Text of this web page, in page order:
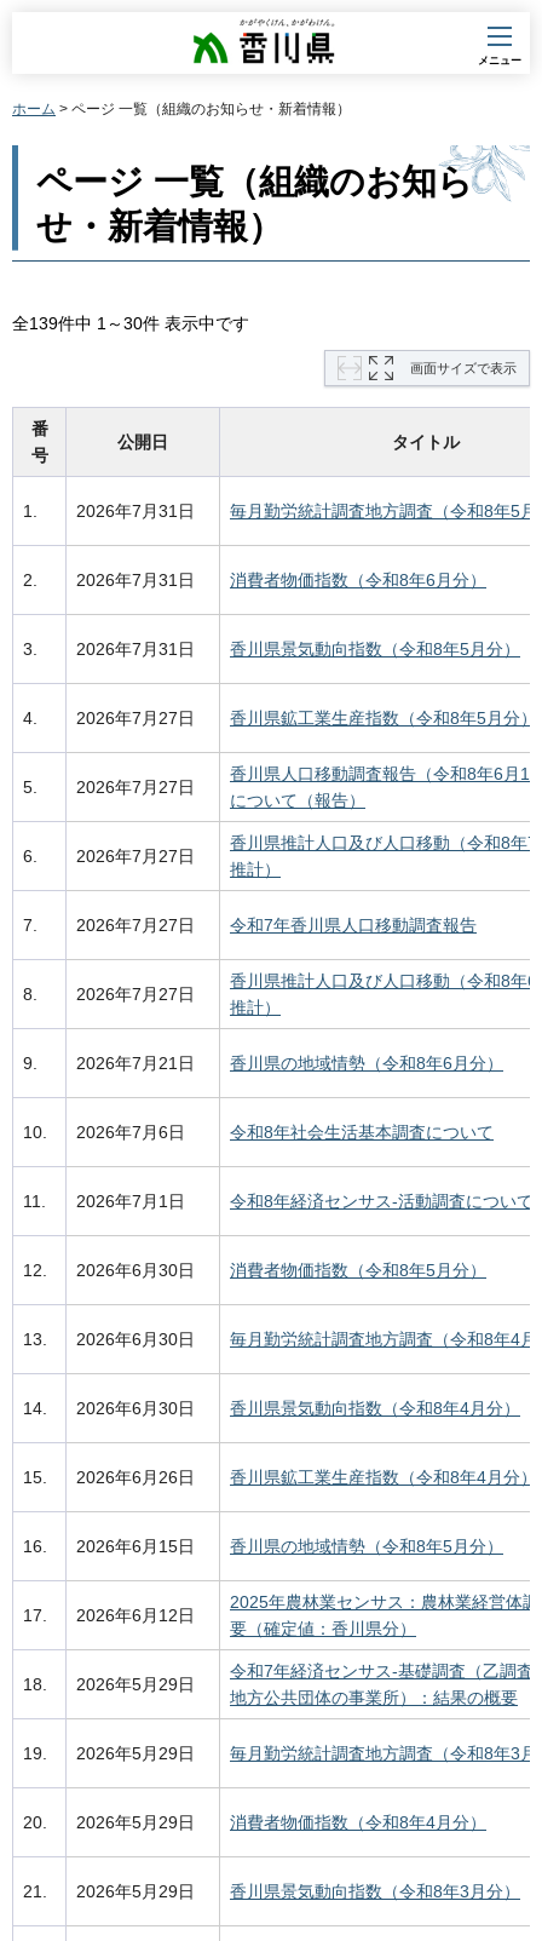
香川県
メニュー
ホーム > ページ 一覧（組織のお知らせ・新着情報）
ページ 一覧（組織のお知ら
せ・新着情報）
全139件中 1～30件 表示中です
画面サイズで表示
番
号
公開日 タイトル
1. 2026年7月31日 毎月勤労統計調査地方調査（令和8年5月
2. 2026年7月31日 消費者物価指数（令和8年6月分）
3. 2026年7月31日 香川県景気動向指数（令和8年5月分）
4. 2026年7月27日 香川県鉱工業生産指数（令和8年5月分）
5. 2026年7月27日
香川県人口移動調査報告（令和8年6月1
について（報告）
6. 2026年7月27日
香川県推計人口及び人口移動（令和8年7
推計）
7. 2026年7月27日 令和7年香川県人口移動調査報告
8. 2026年7月27日
香川県推計人口及び人口移動（令和8年6
推計）
9. 2026年7月21日 香川県の地域情勢（令和8年6月分）
10. 2026年7月6日 令和8年社会生活基本調査について
11. 2026年7月1日 令和8年経済センサス-活動調査について
12. 2026年6月30日 消費者物価指数（令和8年5月分）
13. 2026年6月30日 毎月勤労統計調査地方調査（令和8年4月
14. 2026年6月30日 香川県景気動向指数（令和8年4月分）
15. 2026年6月26日 香川県鉱工業生産指数（令和8年4月分）
16. 2026年6月15日 香川県の地域情勢（令和8年5月分）
17. 2026年6月12日
2025年農林業センサス：農林業経営体
要（確定値：香川県分）
18. 2026年5月29日
令和7年経済センサス-基礎調査（乙調査
地方公共団体の事業所）：結果の概要
19. 2026年5月29日 毎月勤労統計調査地方調査（令和8年3月
20. 2026年5月29日 消費者物価指数（令和8年4月分）
21. 2026年5月29日 香川県景気動向指数（令和8年3月分）